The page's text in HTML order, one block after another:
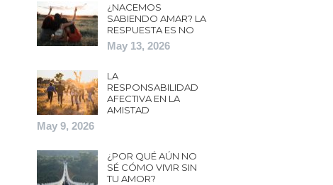
¿NACEMOS
SABIENDO AMAR? LA
RESPUESTA ES NO
May 13, 2026
LA
RESPONSABILIDAD
AFECTIVA EN LA
AMISTAD
May 9, 2026
¿POR QUÉ AÚN NO
SÉ CÓMO VIVIR SIN
TU AMOR?